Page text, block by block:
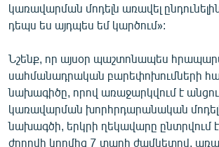
կառավարման մոդելն առավել
դեպս ես այդպես եմ կարծում»:
Նշենք, որ այսօր պաշտոնապես
սահմանադրական բարեփոխումների
նախագիծը, որով առաջարկվում է
կառավարման խորհրդարանական
նախագծի, երկրի ղեկավարը ընտրվում
ժողովի կողմից 7 տարի ժամկետով,